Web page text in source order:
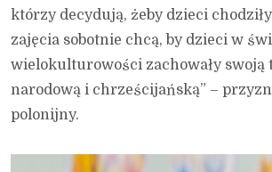
którzy decydują, żeby dzieci
zajęcia sobotnie chcą, by dzieci w
wielokulturowości zachowały swoją
narodową i chrześcijańską” –
polonijny.